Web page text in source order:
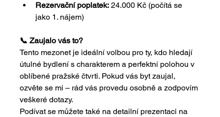
Rezervační poplatek: 24.000 Kč (počítá se
jako 1. nájem)
📞 Zaujalo vás to?
Tento mezonet je ideální volbou pro ty, kdo hledají
útulné bydlení s charakterem a perfektní polohou v
oblíbené pražské čtvrti. Pokud vás byt zaujal,
ozvěte se mi – rád vás provedu osobně a zodpovím
veškeré dotazy.
Podívat se můžete také na detailní prezentaci na